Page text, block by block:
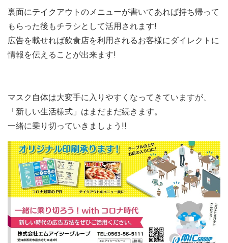
裏面にテイクアウトのメニューが書いてあれば持ち帰って
もらった後もチラシとして活用されます!
広告を載せれば飲食店を利用されるお客様にダイレクトに
情報を伝えることが出来ます!
マスク自体は大変手に入りやすくなってきていますが、
「新しい生活様式」はまだまだ続きます。
一緒に乗り切っていきましょう!!